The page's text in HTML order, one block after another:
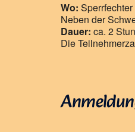
Wo:
Neben der
Dauer: ca. 2
Die